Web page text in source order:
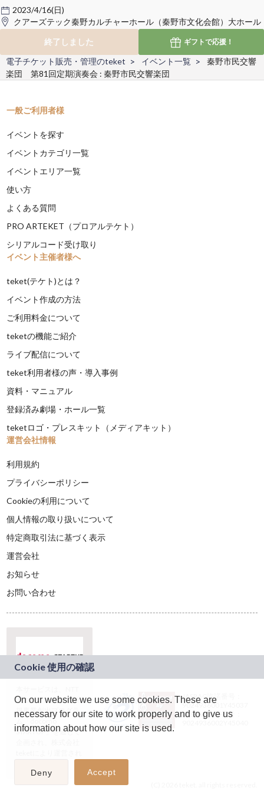
On our website we use some cookies. These are
necessary for our site to work properly and to give us
information about how our site is used.
Deny Accept
2023/4/16(日)
クアーズテック秦野カルチャーホール（秦野市文化会館）大ホール
終了しました
ギフトで応援！
電子チケット販売・管理のteket イベント一覧
秦野市民交響
楽団 第81回定期演奏会 : 秦野市民交響楽団
一般ご利用者様
イベントを探す
イベントカテゴリ一覧
イベントエリア一覧
使い方
よくある質問
PRO ARTEKET（プロアルテケト）
シリアルコード受け取り
イベント主催者様へ
teket(テケト)とは？
イベント作成の方法
ご利用料金について
teketの機能ご紹介
ライブ配信について
teket利用者様の声・導入事例
資料・マニュアル
登録済み劇場・ホール一覧
teketロゴ・プレスキット（メディアキット）
運営会社情報
利用規約
プライバシーポリシー
Cookieの利用について
個人情報の取り扱いについて
特定商取引法に基づく表示
運営会社
お知らせ
お問い合わせ
ドコモグループの新
規事業創出プログラ
ム「docomo
STARTUP」を通じて
JASRAC許諾番号：
9024936001Y45037
JASRAC許諾番号：